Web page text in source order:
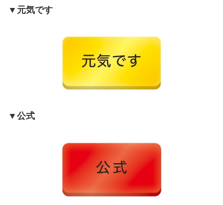
▼元気です
▼公式